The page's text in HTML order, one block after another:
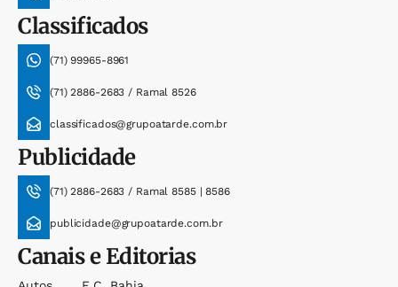
Classificados
(71) 99965-8961
(71) 2886-2683 / Ramal 8526
classificados@grupoatarde.com.br
Publicidade
(71) 2886-2683 / Ramal 8585 | 8586
publicidade@grupoatarde.com.br
Canais e Editorias